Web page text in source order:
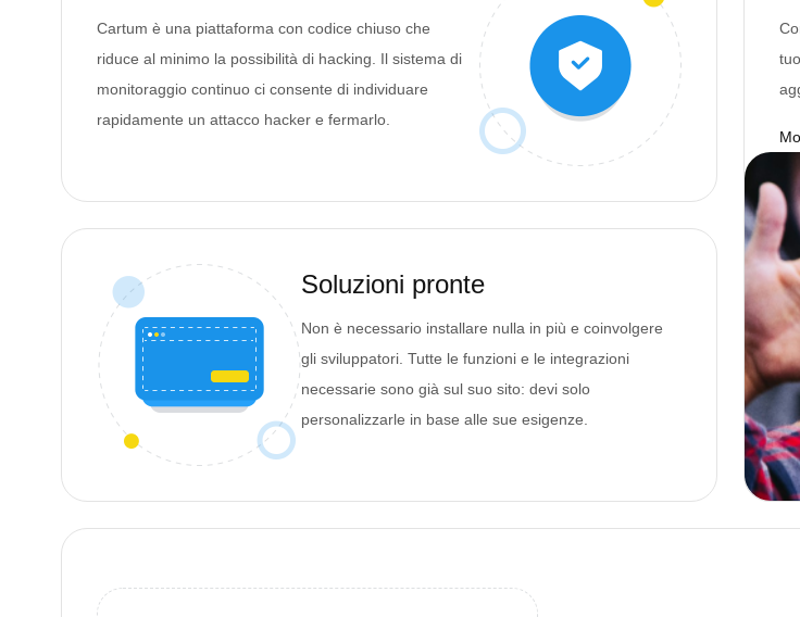
Cartum è una piattaforma con codice chiuso che
riduce al minimo la possibilità di hacking. Il sistema di
monitoraggio continuo ci consente di individuare
rapidamente un attacco hacker e fermarlo.
Soluzioni pronte
Non è necessario installare nulla in più e coinvolgere
gli sviluppatori. Tutte le funzioni e le integrazioni
necessarie sono già sul suo sito: devi solo
personalizzarle in base alle sue esigenze.